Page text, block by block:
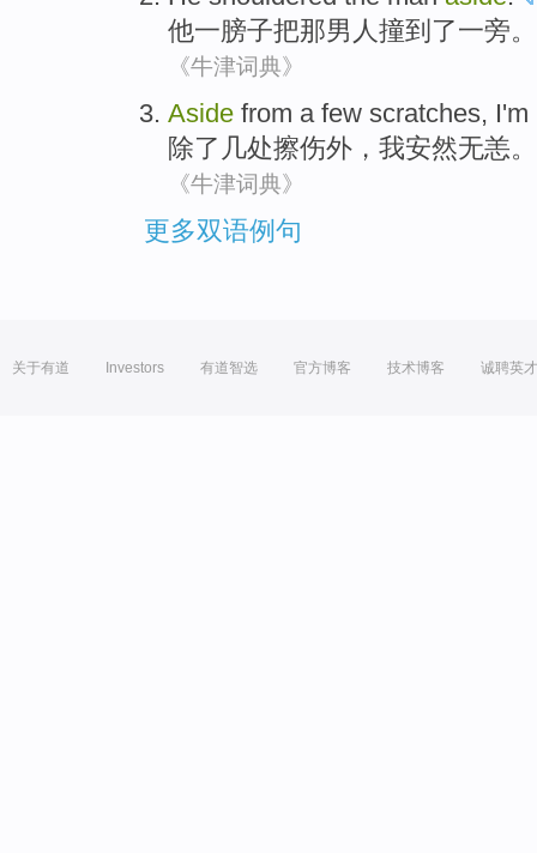
他一膀子把那男人撞到了一旁。
《牛津词典》
Aside from a few scratches, I'm
除了 几处擦伤外， 我安然无恙。
《牛津词典》
更多双语例句
关于有道 Investors 有道智选 官方博客 技术博客 诚聘英才